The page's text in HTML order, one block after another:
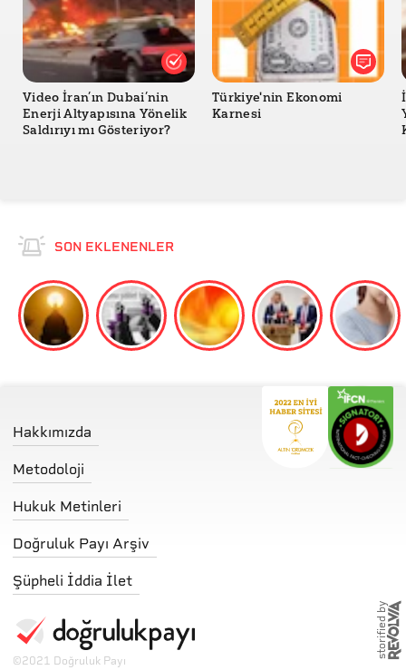
Video İran’ın Dubai’nin
Enerji Altyapısına Yönelik
Saldırıyı mı Gösteriyor?
Türkiye'nin Ekonomi
Karnesi
SON EKLENENLER
Hakkımızda
Metodoloji
Hukuk Metinleri
Doğruluk Payı Arşiv
Şüpheli İddia İlet
©2021 Doğruluk Payı
storified by